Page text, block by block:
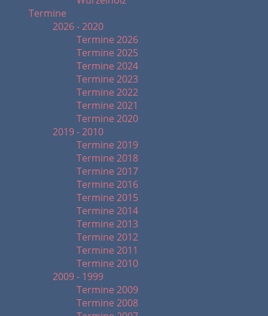
Termine
2026 - 2020
Termine 2026
Termine 2025
Termine 2024
Termine 2023
Termine 2022
Termine 2021
Termine 2020
2019 - 2010
Termine 2019
Termine 2018
Termine 2017
Termine 2016
Termine 2015
Termine 2014
Termine 2013
Termine 2012
Termine 2011
Termine 2010
2009 - 1999
Termine 2009
Termine 2008